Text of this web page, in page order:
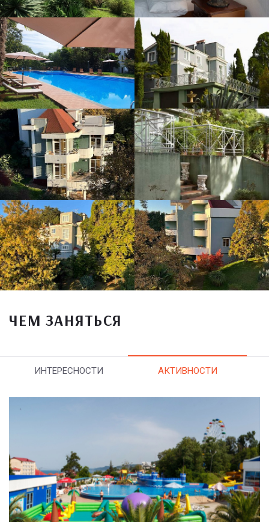
ЧЕМ ЗАНЯТЬСЯ
ИНТЕРЕСНОСТИ АКТИВНОСТИ